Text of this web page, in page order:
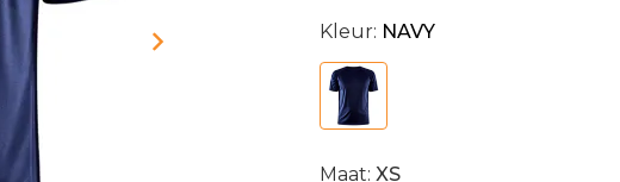
Kleur: NAVY
Maat: XS